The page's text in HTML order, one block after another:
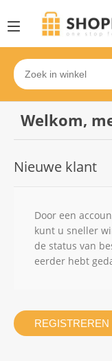
Welkom,
Nieuwe klant
Door een
kunt u sneller
de status van
eerder hebt
REGISTREREN